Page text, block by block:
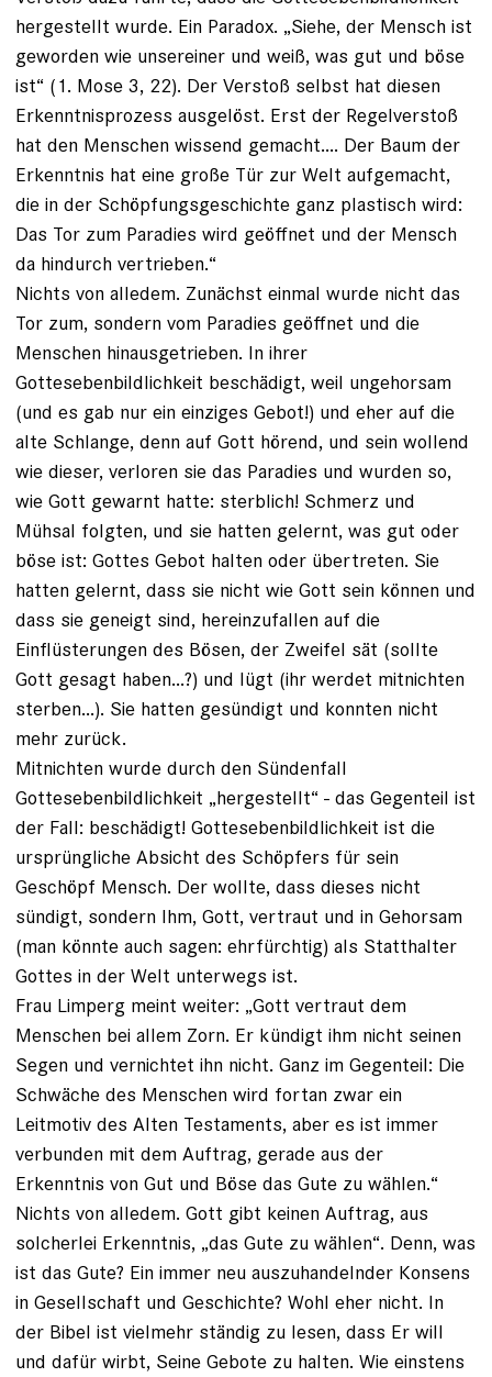
hergestellt wurde. Ein Paradox. „Siehe, der Mensch ist
geworden wie unsereiner und weiß, was gut und böse
ist“ (1. Mose 3, 22). Der Verstoß selbst hat diesen
Erkenntnisprozess ausgelöst. Erst der Regelverstoß
hat den Menschen wissend gemacht.... Der Baum der
Erkenntnis hat eine große Tür zur Welt aufgemacht,
die in der Schöpfungsgeschichte ganz plastisch wird:
Das Tor zum Paradies wird geöffnet und der Mensch
da hindurch vertrieben.“
Nichts von alledem. Zunächst einmal wurde nicht das
Tor zum, sondern vom Paradies geöffnet und die
Menschen hinausgetrieben. In ihrer
Gottesebenbildlichkeit beschädigt, weil ungehorsam
(und es gab nur ein einziges Gebot!) und eher auf die
alte Schlange, denn auf Gott hörend, und sein wollend
wie dieser, verloren sie das Paradies und wurden so,
wie Gott gewarnt hatte: sterblich! Schmerz und
Mühsal folgten, und sie hatten gelernt, was gut oder
böse ist: Gottes Gebot halten oder übertreten. Sie
hatten gelernt, dass sie nicht wie Gott sein können und
dass sie geneigt sind, hereinzufallen auf die
Einflüsterungen des Bösen, der Zweifel sät (sollte
Gott gesagt haben...?) und lügt (ihr werdet mitnichten
sterben...). Sie hatten gesündigt und konnten nicht
mehr zurück.
Mitnichten wurde durch den Sündenfall
Gottesebenbildlichkeit „hergestellt“ - das Gegenteil ist
der Fall: beschädigt! Gottesebenbildlichkeit ist die
ursprüngliche Absicht des Schöpfers für sein
Geschöpf Mensch. Der wollte, dass dieses nicht
sündigt, sondern Ihm, Gott, vertraut und in Gehorsam
(man könnte auch sagen: ehrfürchtig) als Statthalter
Gottes in der Welt unterwegs ist.
Frau Limperg meint weiter: „Gott vertraut dem
Menschen bei allem Zorn. Er kündigt ihm nicht seinen
Segen und vernichtet ihn nicht. Ganz im Gegenteil: Die
Schwäche des Menschen wird fortan zwar ein
Leitmotiv des Alten Testaments, aber es ist immer
verbunden mit dem Auftrag, gerade aus der
Erkenntnis von Gut und Böse das Gute zu wählen.“
Nichts von alledem. Gott gibt keinen Auftrag, aus
solcherlei Erkenntnis, „das Gute zu wählen“. Denn, was
ist das Gute? Ein immer neu auszuhandelnder Konsens
in Gesellschaft und Geschichte? Wohl eher nicht. In
der Bibel ist vielmehr ständig zu lesen, dass Er will
und dafür wirbt, Seine Gebote zu halten. Wie einstens